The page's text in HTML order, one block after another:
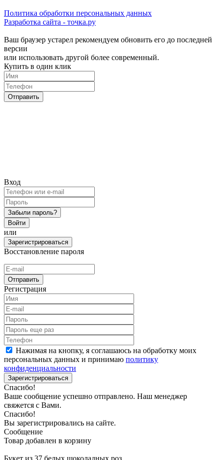
Политика обработки персональных данных
Разработка сайта - точка.ру
Ваш браузер устарел рекомендуем обновить его до последней
версии
или использовать другой более современный.
Купить в один клик
Отправить
Вход
Забыли пароль?
Войти
или
Зарегистрироваться
Восстановление пароля
Отправить
Регистрация
Нажимая на кнопку, я соглашаюсь на обработку моих
персональных данных и принимаю политику
конфиденциальности
Зарегистрироваться
Спасибо!
Ваше сообщение успешно отправлено. Наш менеджер
свяжется с Вами.
Спасибо!
Вы зарегистрировались на сайте.
Сообщение
Товар добавлен в корзину
Букет из 37 белых шоколадных роз